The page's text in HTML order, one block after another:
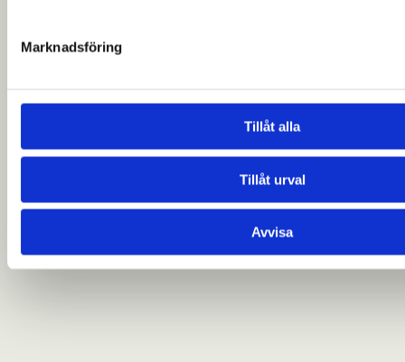
Marknadsföring
Tillåt alla
Tillåt urval
Avvisa